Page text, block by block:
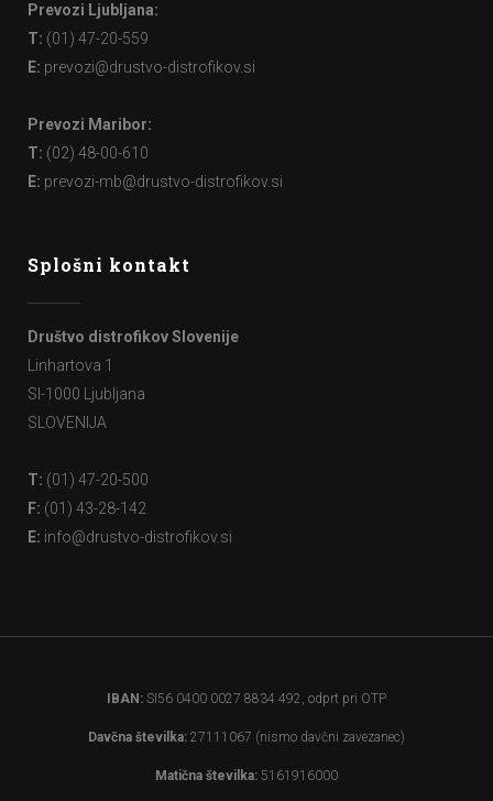
Prevozi Ljubljana:
T: (01) 47-20-559
E: prevozi@drustvo-distrofikov.si
Prevozi Maribor:
T: (02) 48-00-610
E: prevozi-mb@drustvo-distrofikov.si
Splošni kontakt
Društvo distrofikov Slovenije
Linhartova 1
SI-1000 Ljubljana
SLOVENIJA
T: (01) 47-20-500
F: (01) 43-28-142
E: info@drustvo-distrofikov.si
IBAN: SI56 0400 0027 8834 492, odprt pri OTP
Davčna številka: 27111067 (nismo davčni zavezanec)
Matična številka: 5161916000